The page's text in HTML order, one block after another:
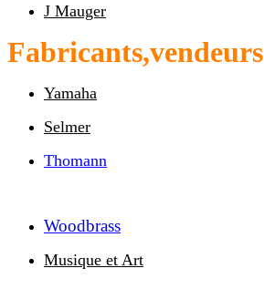
J Mauger
Fabricants,vendeurs
Yamaha
Selmer
Thomann
Woodbrass
Musique et Art